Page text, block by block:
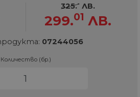
325.- ЛВ.
299.01 ЛВ.
07244056
Количество (бр.)